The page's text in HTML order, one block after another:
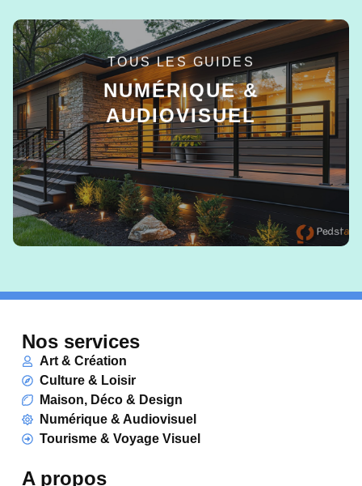
TOUS LES GUIDES
NUMÉRIQUE &
AUDIOVISUEL
EN SAVOIR +
Nos services
Art & Création
Culture & Loisir
Maison, Déco & Design
Numérique & Audiovisuel
Tourisme & Voyage Visuel
A propos